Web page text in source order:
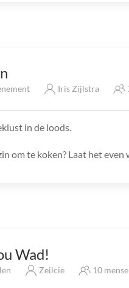
Iris Zijlstra
in de loods.
om te koken? Laat het even
Wad!
Zeilcie 10